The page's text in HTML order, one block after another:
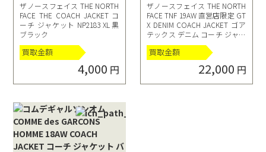
ザノースフェイス THE NORTH
FACE THE COACH JACKET コ
ーチ ジャケット NP2183 XL 黒
ブラック
買取金額
4,000 円
ザノースフェイス THE NORTH
FACE TNF 19AW 直営店限定 GT
X DENIM COACH JACKET ゴア
テックス デニム コーチ ジャケ
ット NP61932R XL インディゴ
ブルー
買取金額
22,000 円